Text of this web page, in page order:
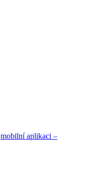
mobilní aplikaci –